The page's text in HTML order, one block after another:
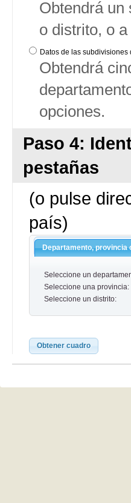
Obtendrá un
o distrito, o
Datos de las subdivisiones
Obtendrá
opciones.
Paso 4:
pestañas
(o pulse
país)
Departamento, provincia
Seleccione un
Seleccione una provincia:
Seleccione un distrito:
Obtener cuadro